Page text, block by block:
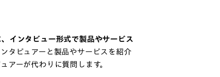
インタビュー形式で製品やサービス
タビュアーと製品やサービスを紹介
アーが代わりに質問します。